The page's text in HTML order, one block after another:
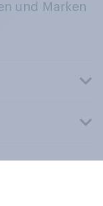
und Marken
vorbehalten.